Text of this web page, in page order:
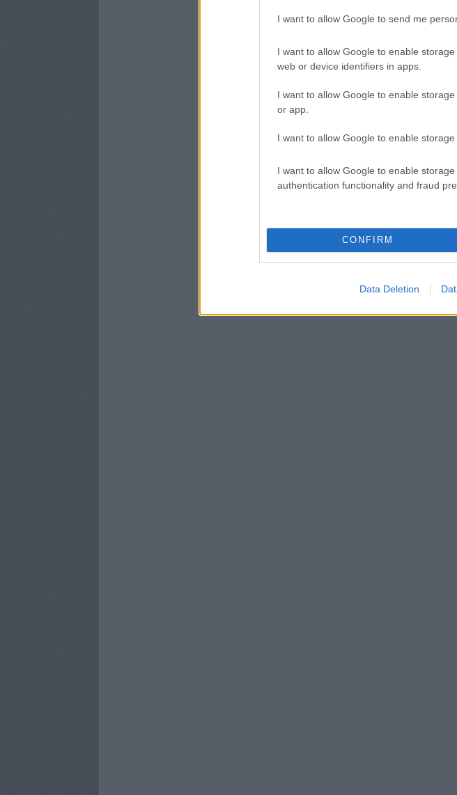
I want to allow Google to send me
I want to allow Google to enable
web or device identifiers in apps.
I want to allow Google to enable
or app.
I want to allow Google to enable
I want to allow Google to enable
authentication functionality and fraud
CONFIRM
Data Deletion